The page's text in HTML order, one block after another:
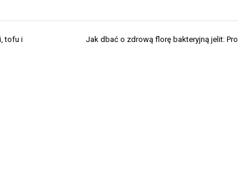
tofu i
Jak dbać o zdrową florę bakteryjną jelit: